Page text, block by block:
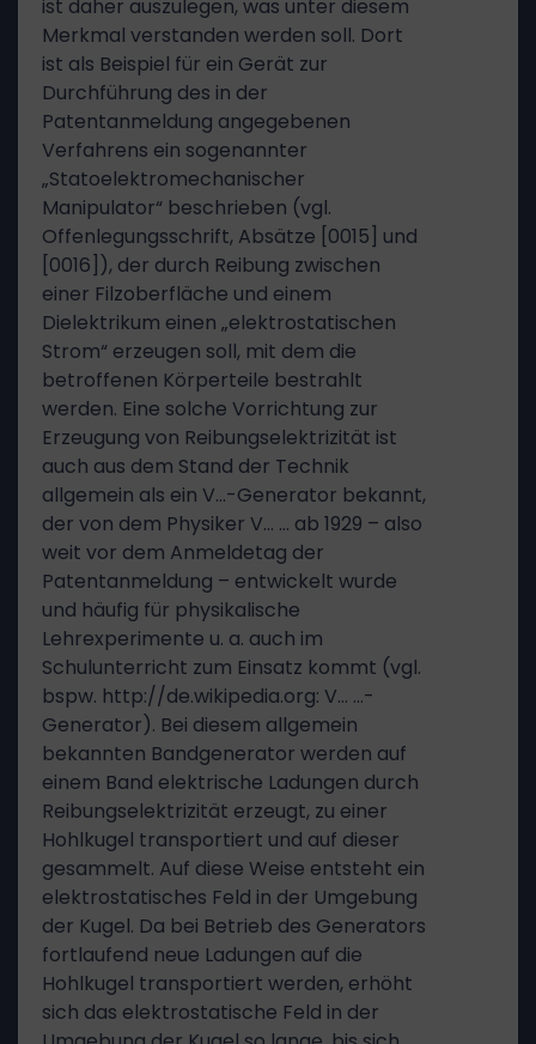
ist daher auszulegen, was unter diesem
Merkmal verstanden werden soll. Dort
ist als Beispiel für ein Gerät zur
Durchführung des in der
Patentanmeldung angegebenen
Verfahrens ein sogenannter
„Statoelektromechanischer
Manipulator“ beschrieben (vgl.
Offenlegungsschrift, Absätze [0015] und
[0016]), der durch Reibung zwischen
einer Filzoberfläche und einem
Dielektrikum einen „elektrostatischen
Strom“ erzeugen soll, mit dem die
betroffenen Körperteile bestrahlt
werden. Eine solche Vorrichtung zur
Erzeugung von Reibungselektrizität ist
auch aus dem Stand der Technik
allgemein als ein V…-Generator bekannt,
der von dem Physiker V… … ab 1929 – also
weit vor dem Anmeldetag der
Patentanmeldung – entwickelt wurde
und häufig für physikalische
Lehrexperimente u. a. auch im
Schulunterricht zum Einsatz kommt (vgl.
bspw. http://de.wikipedia.org: V… …-
Generator). Bei diesem allgemein
bekannten Bandgenerator werden auf
einem Band elektrische Ladungen durch
Reibungselektrizität erzeugt, zu einer
Hohlkugel transportiert und auf dieser
gesammelt. Auf diese Weise entsteht ein
elektrostatisches Feld in der Umgebung
der Kugel. Da bei Betrieb des Generators
fortlaufend neue Ladungen auf die
Hohlkugel transportiert werden, erhöht
sich das elektrostatische Feld in der